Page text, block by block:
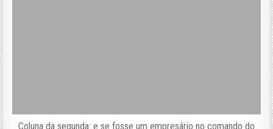
Coluna da segunda: e se fosse um empresário no comando do